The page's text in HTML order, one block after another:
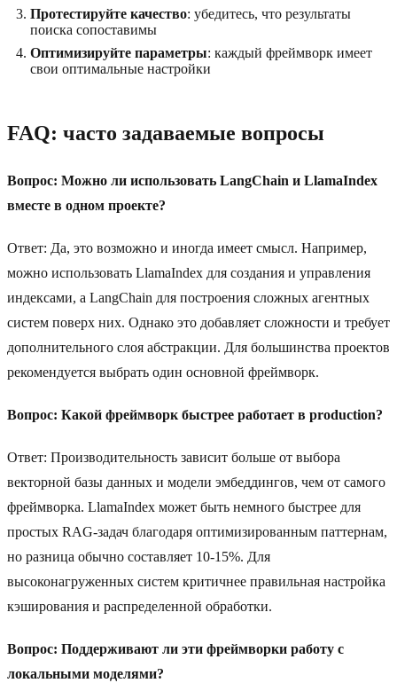
Протестируйте качество: убедитесь, что результаты
поиска сопоставимы
Оптимизируйте параметры: каждый фреймворк имеет
свои оптимальные настройки
FAQ: часто задаваемые вопросы
Вопрос: Можно ли использовать LangChain и LlamaIndex
вместе в одном проекте?
Ответ: Да, это возможно и иногда имеет смысл. Например,
можно использовать LlamaIndex для создания и управления
индексами, а LangChain для построения сложных агентных
систем поверх них. Однако это добавляет сложности и требует
дополнительного слоя абстракции. Для большинства проектов
рекомендуется выбрать один основной фреймворк.
Вопрос: Какой фреймворк быстрее работает в production?
Ответ: Производительность зависит больше от выбора
векторной базы данных и модели эмбеддингов, чем от самого
фреймворка. LlamaIndex может быть немного быстрее для
простых RAG-задач благодаря оптимизированным паттернам,
но разница обычно составляет 10-15%. Для
высоконагруженных систем критичнее правильная настройка
кэширования и распределенной обработки.
Вопрос: Поддерживают ли эти фреймворки работу с
локальными моделями?